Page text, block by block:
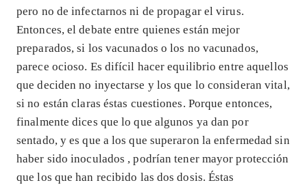
pero no de infectarnos ni de propagar el virus.
Entonces, el debate entre quienes están mejor
preparados, si los vacunados o los no vacunados,
parece ocioso. Es difícil hacer equilibrio entre aquellos
que deciden no inyectarse y los que lo consideran vital,
si no están claras éstas cuestiones. Porque entonces,
finalmente dices que lo que algunos ya dan por
sentado, y es que a los que superaron la enfermedad sin
haber sido inoculados , podrían tener mayor protección
que los que han recibido las dos dosis. Éstas